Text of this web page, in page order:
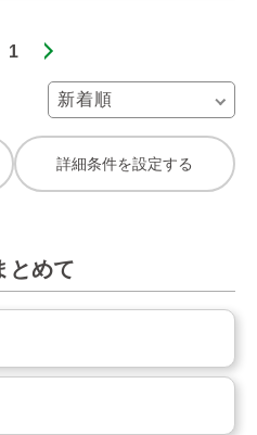
1
詳細条件を設定する
とめて